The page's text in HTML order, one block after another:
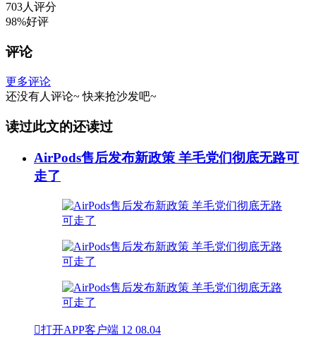
703人评分
98%好评
评论
更多评论
还没有人评论~ 快来抢沙发吧~
读过此文的还读过
AirPods售后发布新政策 羊毛党们彻底无路可
走了
打开APP客户端 12 08.04